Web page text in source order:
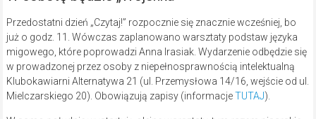
Przedostatni dzień „Czytaj!” rozpocznie się znacznie wcześniej, bo
już o godz. 11. Wówczas zaplanowano warsztaty podstaw języka
migowego, które poprowadzi Anna Irasiak. Wydarzenie odbędzie się
w prowadzonej przez osoby z niepełnosprawnością intelektualną
Klubokawiarni Alternatywa 21 (ul. Przemysłowa 14/16, wejście od ul.
Mielczarskiego 20). Obowiązują zapisy (informacjeTUTAJ).